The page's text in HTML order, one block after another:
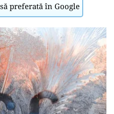
preferată în Google